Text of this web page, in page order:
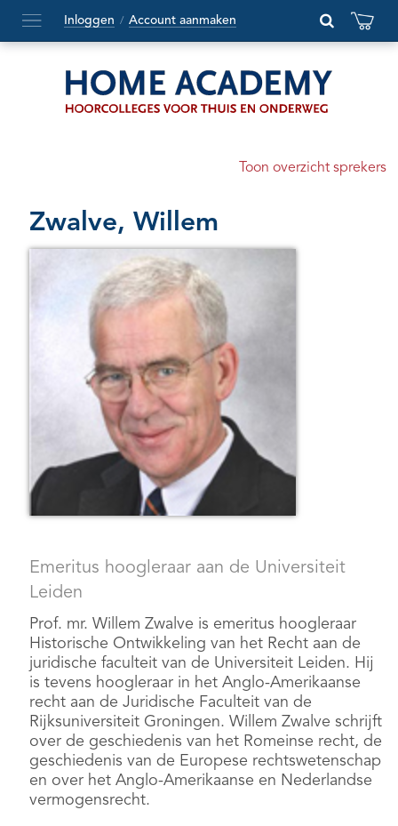
Hoofdmenu
openen
Inloggen / Account aanmaken
Toon overzicht sprekers
Zwalve, Willem
Emeritus hoogleraar aan de Universiteit
Leiden
Prof. mr. Willem Zwalve is emeritus hoogleraar
Historische Ontwikkeling van het Recht aan de
juridische faculteit van de Universiteit Leiden. Hij
is tevens hoogleraar in het Anglo-Amerikaanse
recht aan de Juridische Faculteit van de
Rijksuniversiteit Groningen. Willem Zwalve schrijft
over de geschiedenis van het Romeinse recht, de
geschiedenis van de Europese rechtswetenschap
en over het Anglo-Amerikaanse en Nederlandse
vermogensrecht.